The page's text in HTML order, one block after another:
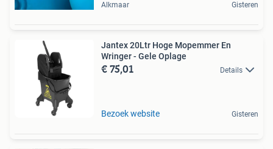
Alkmaar Gisteren
Jantex 20Ltr Hoge Mopemmer En
Wringer - Gele Oplage
€ 75,01 Details
Bezoek website Gisteren